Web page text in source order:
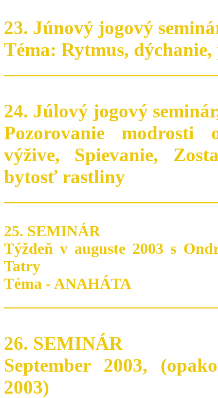
23. Júnový jogový
Téma: Rytmus,
24. Júlový jogový
Pozorovanie
výžive, Spievanie,
bytosť rastliny
25. SEMINÁR
Týždeň v auguste 2003 s
Tatry
Téma - ANAHÁTA
26. SEMINÁR
September 2003,
2003)